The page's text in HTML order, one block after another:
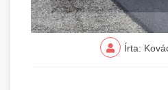
Írta: